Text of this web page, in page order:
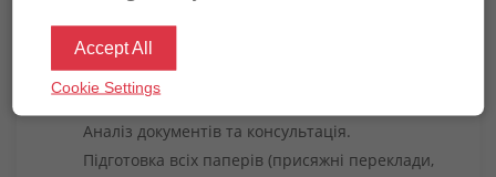
оброблені відповідно до польського
законодавства.
Як ми працюємо?
Аналіз документів та консультація.
Підготовка всіх паперів (присяжні переклади,
Accept All
Cookie Settings